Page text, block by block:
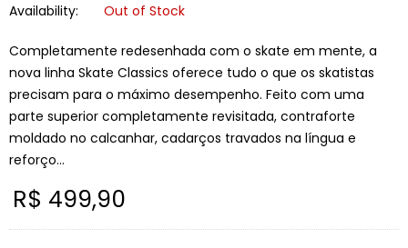
Availability:
Out of Stock
Completamente redesenhada com o skate em mente, a
nova linha Skate Classics oferece tudo o que os skatistas
precisam para o máximo desempenho. Feito com uma
parte superior completamente revisitada, contraforte
moldado no calcanhar, cadarços travados na língua e
reforço...
Preço
R$ 499,90